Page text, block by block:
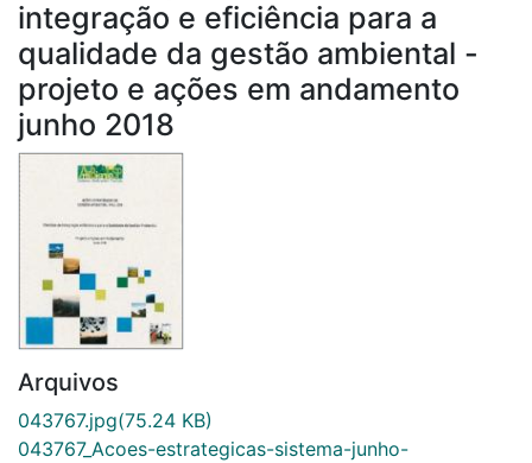
Doações/Aquisições
Fale Conosco
integração e eficiência para a
qualidade da gestão ambiental -
projeto e ações em andamento
junho 2018
Arquivos
043767.jpg(75.24 KB)
043767_Acoes-estrategicas-sistema-junho-